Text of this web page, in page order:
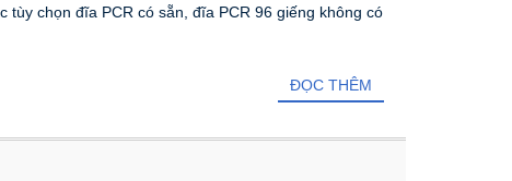
chọn đĩa PCR có sẵn, đĩa PCR 96 giếng không có
ĐỌC THÊM